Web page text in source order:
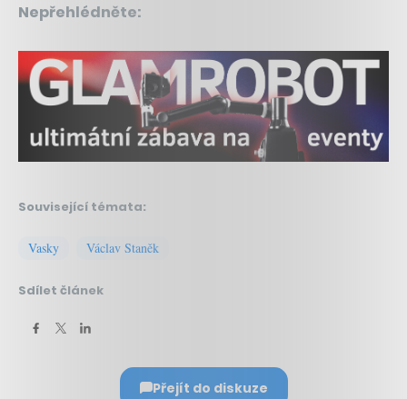
Nepřehlédněte:
Související témata:
Vasky Václav Staněk
Sdílet článek
Přejít do diskuze